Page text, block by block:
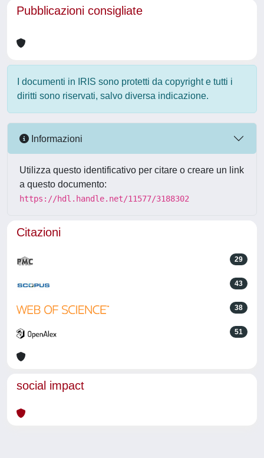
Pubblicazioni consigliate
I documenti in IRIS sono protetti da copyright e tutti i
diritti sono riservati, salvo diversa indicazione.
Informazioni
Utilizza questo identificativo per citare o creare un link
a questo documento:
https://hdl.handle.net/11577/3188302
Citazioni
29
43
38
51
social impact